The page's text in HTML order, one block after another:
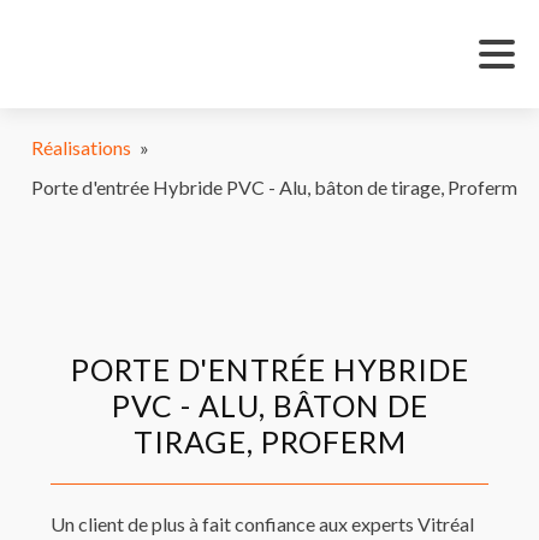
Réalisations »
Porte d'entrée Hybride PVC - Alu, bâton de tirage, Proferm
PORTE D'ENTRÉE HYBRIDE
PVC - ALU, BÂTON DE
TIRAGE, PROFERM
Un client de plus à fait confiance aux experts Vitréal